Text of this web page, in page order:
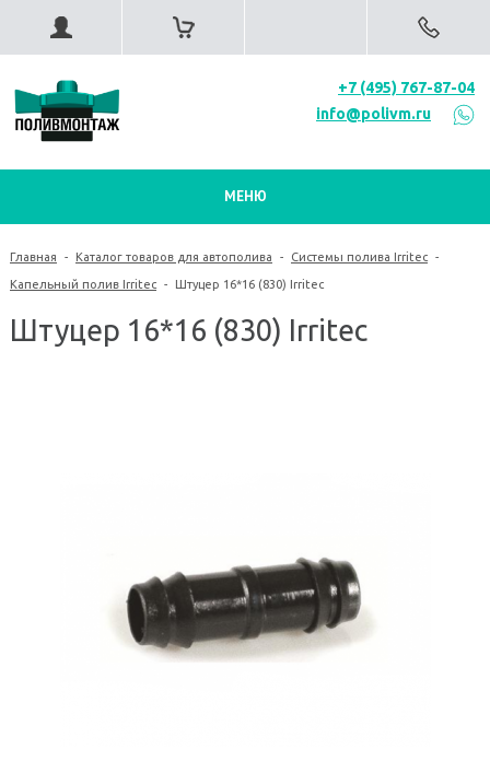
+7 (495) 767-87-04
info@polivm.ru
МЕНЮ
Главная - Каталог товаров для автополива - Системы полива Irritec -
Капельный полив Irritec - Штуцер 16*16 (830) Irritec
Штуцер 16*16 (830) Irritec